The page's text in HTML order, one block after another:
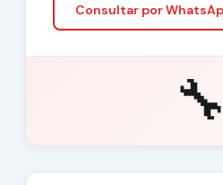
Consultar por
🔧